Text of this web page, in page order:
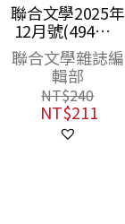
聯合文學2026年
1月號(495期)-維
吉尼亞．吳爾芙
聯合文學雜誌編
輯部
NT$240
NT$211